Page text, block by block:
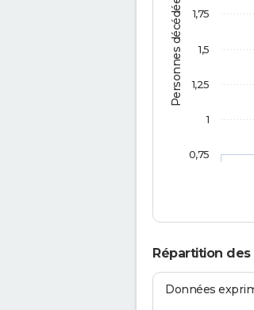
Personnes décédées
0,75
1
1,25
1,5
1,75
Répartition
Données